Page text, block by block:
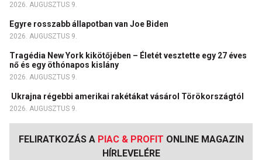
2026. AUGUSZTUS 9.
Egyre rosszabb állapotban van Joe Biden
2026. AUGUSZTUS 9.
Tragédia New York kikötőjében – Életét vesztette egy 27 éves
nő és egy öthónapos kislány
2026. AUGUSZTUS 9.
Ukrajna régebbi amerikai rakétákat vásárol Törökországtól
2026. AUGUSZTUS 9.
FELIRATKOZÁS A PIAC & PROFIT ONLINE MAGAZIN
HÍRLEVELÉRE